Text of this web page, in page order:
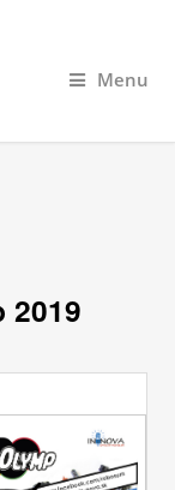
Menu
2019